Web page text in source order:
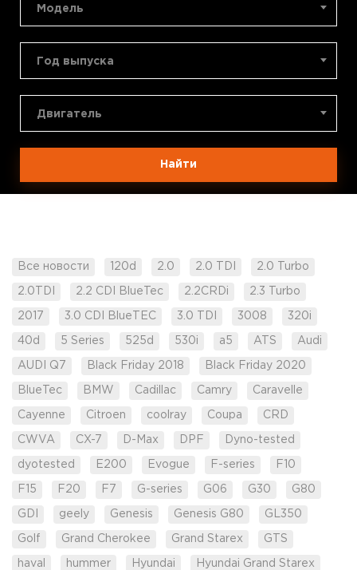
Модель
Год выпуска
Двигатель
Найти
Все новости 120d 2.0 2.0 TDI 2.0 Turbo
2.0TDI 2.2 CDI BlueTec 2.2CRDi 2.3 Turbo
2017 3.0 CDI BlueTEC 3.0 TDI 3008 320i
40d 5 Series 525d 530i a5 ATS Audi
AUDI Q7 Black Friday 2018 Black Friday 2020
BlueTec BMW Cadillac Camry Caravelle
Cayenne Citroen coolray Coupa CRD
CWVA CX-7 D-Max DPF Dyno-tested
dyotested E200 Evogue F-series F10
F15 F20 F7 G-series G06 G30 G80
GDI geely Genesis Genesis G80 GL350
Golf Grand Cherokee Grand Starex GTS
haval hummer Hyundai Hyundai Grand Starex